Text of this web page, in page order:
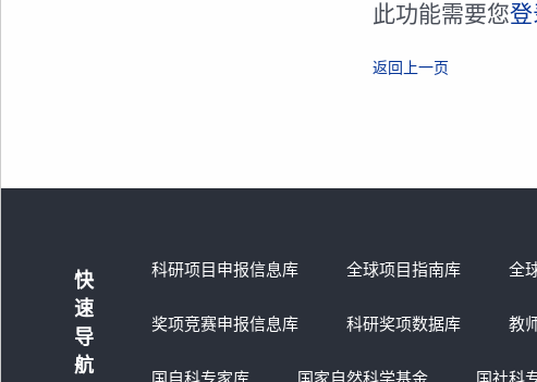
此功能需要您登
返回上一页
快
速
导
航
科研项目申报信息库 全球项目指南库 全
奖项竞赛申报信息库 科研奖项数据库 教
国自科专家库 国家自然科学基金 国社科